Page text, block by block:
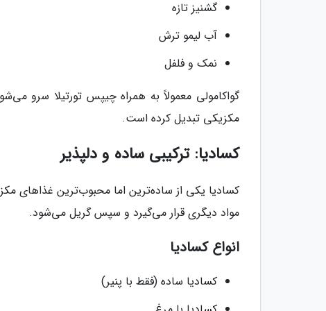
گشنیز تازه
آب لیمو ترش
نمک و فلفل
گواکامولی معمولاً به همراه چیپس تورتیلا سرو
مکزیکی تبدیل کرده است.
کسادیا: ترکیبی ساده و دلپذیر
کسادیا یکی از ساده‌ترین اما محبوب‌ترین غذاهای
مواد دیگری قرار می‌گیرد و سپس گریل می‌شود.
انواع کسادیا
کسادیا ساده (فقط با پنیر)